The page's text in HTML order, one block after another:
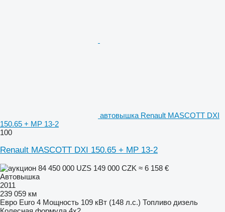
автовышка Renault MASCOTT DXI
150.65 + MP 13-2
100
Renault MASCOTT DXI 150.65 + MP 13-2
84 450 000 UZS 149 000 CZK ≈ 6 158 €
Автовышка
2011
239 059 км
Евро Euro 4 Мощность 109 кВт (148 л.с.) Топливо дизель